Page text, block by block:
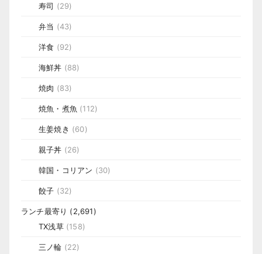
寿司 (29)
弁当 (43)
洋食 (92)
海鮮丼 (88)
焼肉 (83)
焼魚・煮魚 (112)
生姜焼き (60)
親子丼 (26)
韓国・コリアン (30)
餃子 (32)
ランチ最寄り (2,691)
TX浅草(158)
三ノ輪 (22)